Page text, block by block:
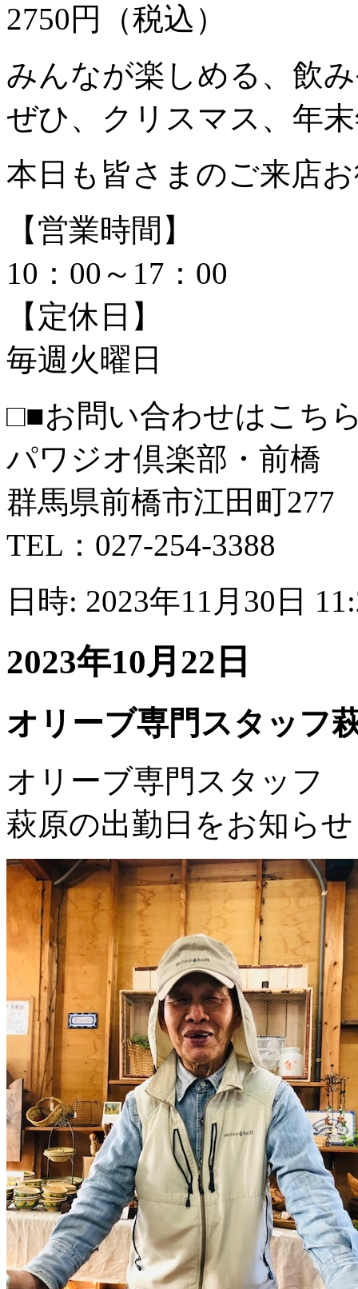
2750円（税込）
みんなが楽しめる、飲
ぜひ、クリスマス、年
本日も皆さまのご来店
【営業時間】
10：00～17：00
【定休日】
毎週火曜日
□■お問い合わせはこち
パワジオ倶楽部・前橋
群馬県前橋市江田町277
TEL：027-254-3388
日時: 2023年11月30日
2023年10月22日
オリーブ専門スタッフ
オリーブ専門スタッフ
萩原の出勤日をお知ら